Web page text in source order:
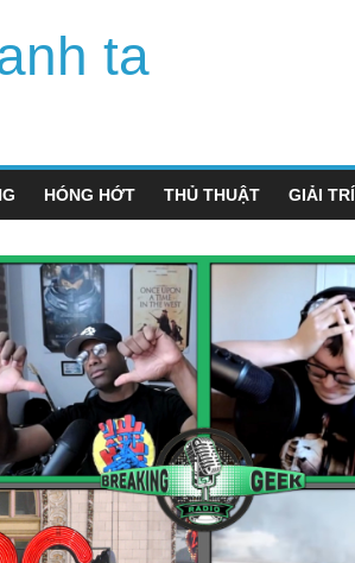
ta
HÓNG HỚT THỦ THUẬT GIẢI TRÍ